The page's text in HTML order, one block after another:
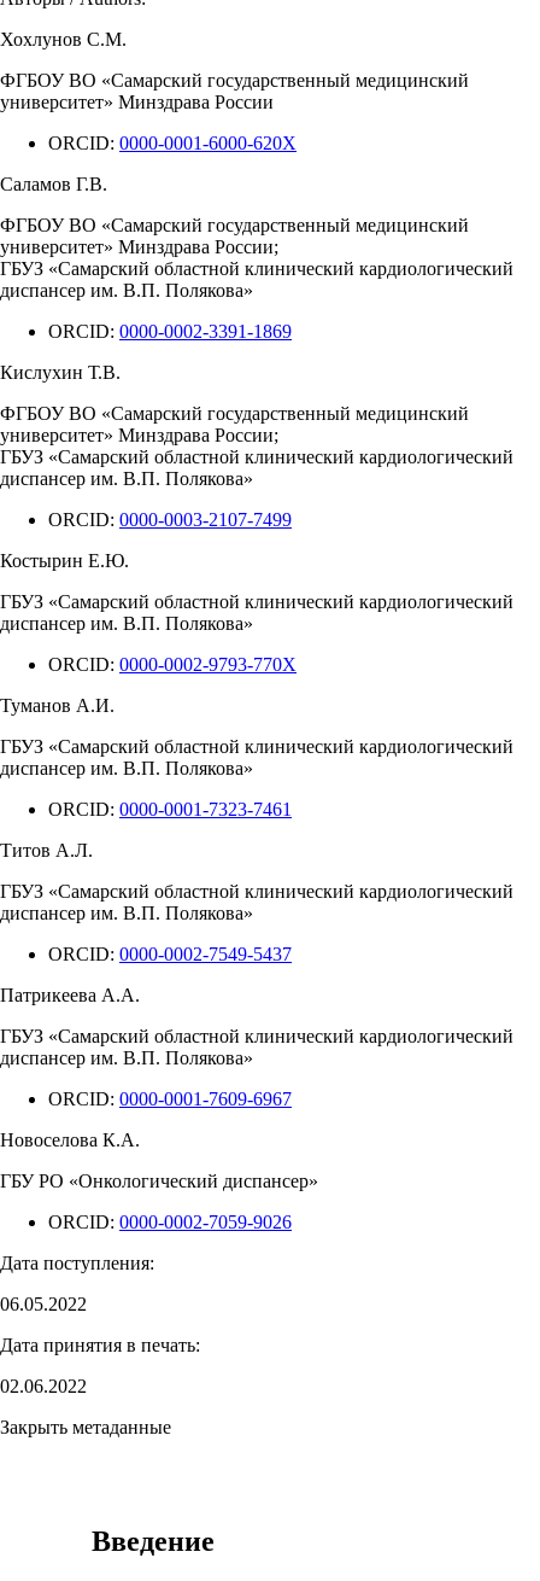
Хохлунов С.М.
ФГБОУ ВО «Самарский государственный медицинский
университет» Минздрава России
ORCID: 0000-0001-6000-620X
Саламов Г.В.
ФГБОУ ВО «Самарский государственный медицинский
университет» Минздрава России;
ГБУЗ «Самарский областной клинический кардиологический
диспансер им. В.П. Полякова»
ORCID: 0000-0002-3391-1869
Кислухин Т.В.
ФГБОУ ВО «Самарский государственный медицинский
университет» Минздрава России;
ГБУЗ «Самарский областной клинический кардиологический
диспансер им. В.П. Полякова»
ORCID: 0000-0003-2107-7499
Костырин Е.Ю.
ГБУЗ «Самарский областной клинический кардиологический
диспансер им. В.П. Полякова»
ORCID: 0000-0002-9793-770X
Туманов А.И.
ГБУЗ «Самарский областной клинический кардиологический
диспансер им. В.П. Полякова»
ORCID: 0000-0001-7323-7461
Титов А.Л.
ГБУЗ «Самарский областной клинический кардиологический
диспансер им. В.П. Полякова»
ORCID: 0000-0002-7549-5437
Патрикеева А.А.
ГБУЗ «Самарский областной клинический кардиологический
диспансер им. В.П. Полякова»
ORCID: 0000-0001-7609-6967
Новоселова К.А.
ГБУ РО «Онкологический диспансер»
ORCID: 0000-0002-7059-9026
Дата поступления:
06.05.2022
Дата принятия в печать:
02.06.2022
Закрыть метаданные
Введение